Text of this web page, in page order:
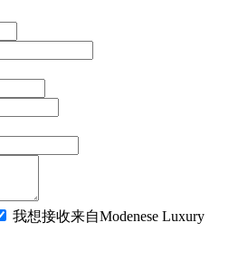
我想接收来自Modenese Luxury